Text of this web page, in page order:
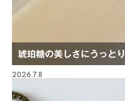
琥珀糖の美しさにうっとり
2026.7.8